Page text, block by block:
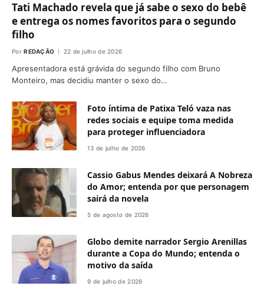
Tati Machado revela que já sabe o sexo do bebê
e entrega os nomes favoritos para o segundo
filho
Por REDAÇÃO 22 de julho de 2026
Apresentadora está grávida do segundo filho com Bruno
Monteiro, mas decidiu manter o sexo do…
Foto íntima de Patixa Teló vaza nas
redes sociais e equipe toma medida
para proteger influenciadora
13 de julho de 2026
Cassio Gabus Mendes deixará A Nobreza
do Amor; entenda por que personagem
sairá da novela
5 de agosto de 2026
Globo demite narrador Sergio Arenillas
durante a Copa do Mundo; entenda o
motivo da saída
9 de julho de 2026